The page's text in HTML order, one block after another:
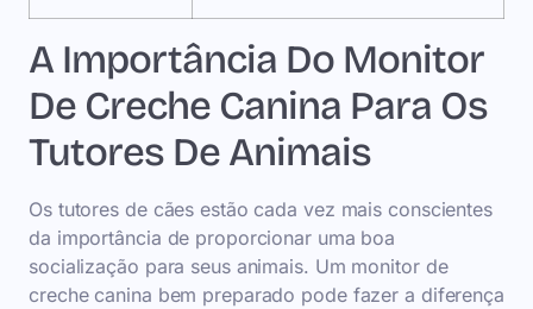
A Importância Do Monitor
De Creche Canina Para Os
Tutores De Animais
Os tutores de cães estão cada vez mais conscientes
da importância de proporcionar uma boa
socialização para seus animais. Um monitor de
creche canina bem preparado pode fazer a diferença